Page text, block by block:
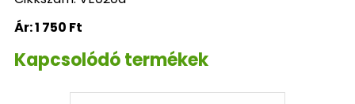
Ár:1 750 Ft
Kapcsolódó termékek